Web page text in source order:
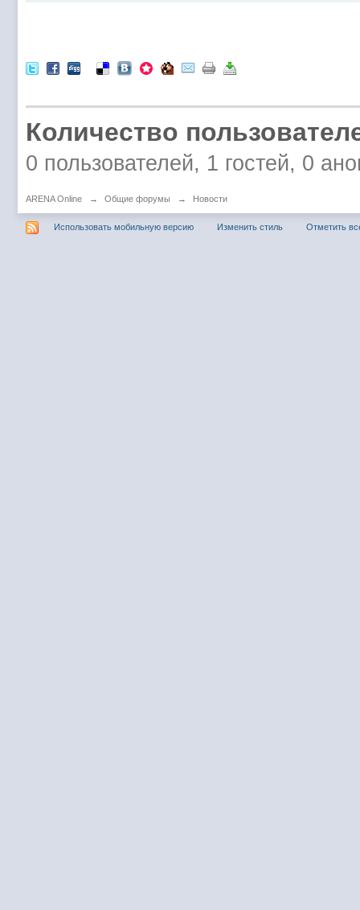
Количество
0 пользователей, 1 гостей, 0
ARENA Online → Общие форумы → Новости
Использовать мобильную версию Изменить стиль Отметить